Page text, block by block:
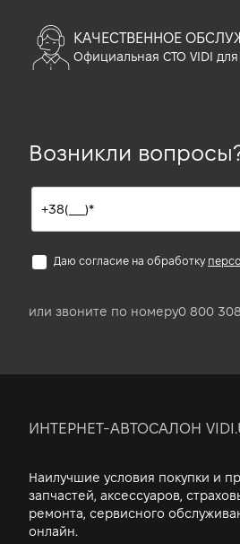
КАЧЕСТВЕННОЕ
Официальная СТО VIDI
Возникли
Даю согласие на обработку
или звоните по номеру0 800
ИНТЕРНЕТ-АВТОСАЛОН
Наилучшие условия покупки и
запчастей, аксессуаров,
ремонта, сервисного
онлайн.